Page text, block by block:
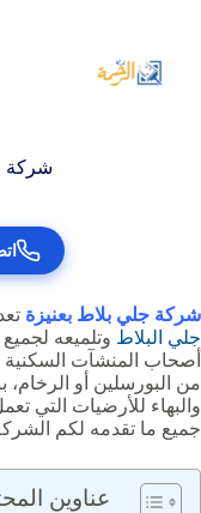
المحتوى
شركة
شركة جلي بلاط بعنيزة
جلي البلاط وتلميعه
أصحاب المنشآت السكنية
من البورسلين أو الرخام،
والبهاء للأرضيات التي
جميع ما تقدمه لكم
عناوين